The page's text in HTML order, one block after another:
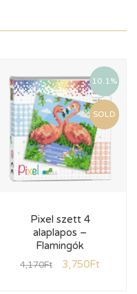
10.1%
SOLD
Pixel szett 4
alaplapos –
Flamingók
4,170Ft 3,750Ft